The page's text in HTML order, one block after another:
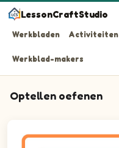
LessonCraftStudio
Werkbladen Activiteiten
Werkblad-makers
Optellen oefenen